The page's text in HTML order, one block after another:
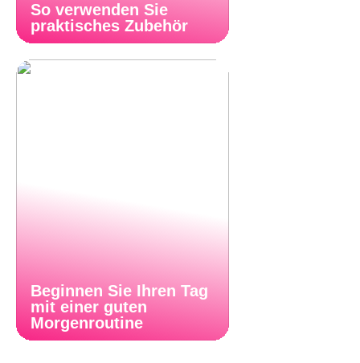
So verwenden Sie
praktisches Zubehör
Beginnen Sie Ihren Tag
mit einer guten
Morgenroutine